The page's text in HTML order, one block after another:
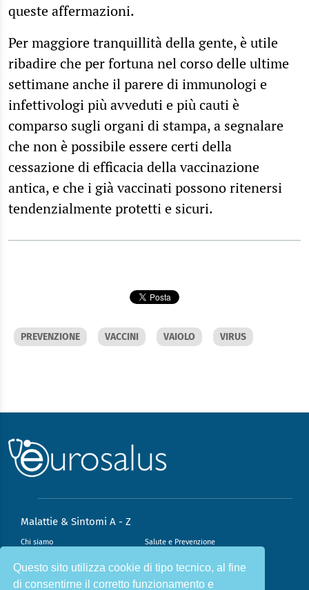
Questo sito utilizza cookie di tipo tecnico, al fine
di consentirne il corretto funzionamento e
queste affermazioni.
Per maggiore tranquillità della gente, è utile
ribadire che per fortuna nel corso delle ultime
settimane anche il parere di immunologi e
infettivologi più avveduti e più cauti è
comparso sugli organi di stampa, a segnalare
che non è possibile essere certi della
cessazione di efficacia della vaccinazione
antica, e che i già vaccinati possono ritenersi
tendenzialmente protetti e sicuri.
PREVENZIONE VACCINI VAIOLO VIRUS
Malattie & Sintomi A - Z
Chi siamo Salute e Prevenzione
Infiammazione e Allergia Direzione scientifica
Nutrizione e Stili di vita Sport e Benessere